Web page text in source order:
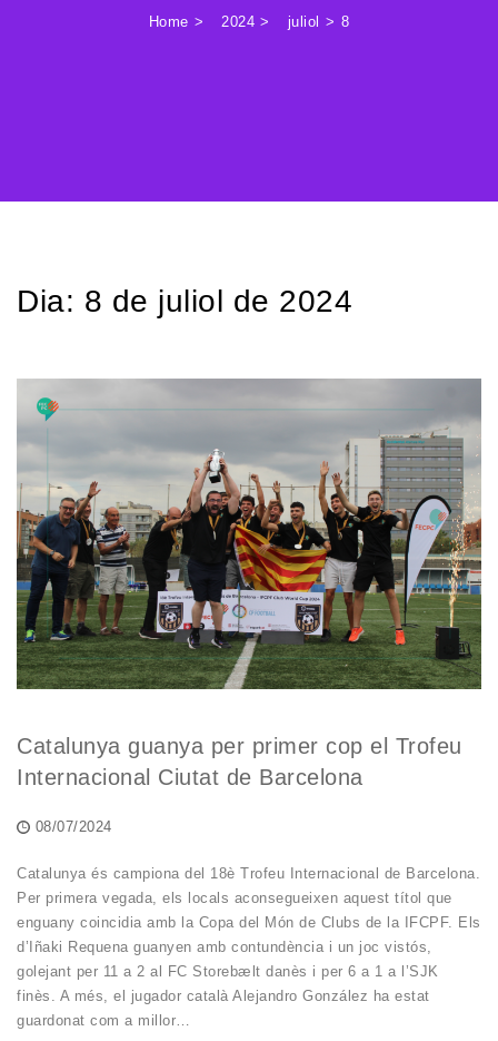
Home 2024 juliol 8
Dia: 8 de juliol de 2024
Catalunya guanya per primer cop el Trofeu
Internacional Ciutat de Barcelona
08/07/2024
Catalunya és campiona del 18è Trofeu Internacional de Barcelona.
Per primera vegada, els locals aconsegueixen aquest títol que
enguany coincidia amb la Copa del Món de Clubs de la IFCPF. Els
d’Iñaki Requena guanyen amb contundència i un joc vistós,
golejant per 11 a 2 al FC Storebælt danès i per 6 a 1 a l’SJK
finès. A més, el jugador català Alejandro González ha estat
guardonat com a millor…